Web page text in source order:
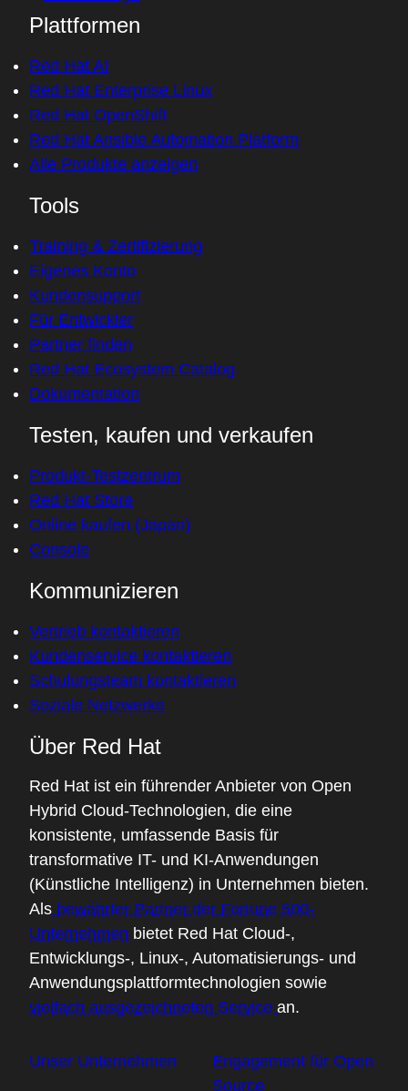
Plattformen
Red Hat AI
Red Hat Enterprise Linux
Red Hat OpenShift
Red Hat Ansible Automation Platform
Alle Produkte anzeigen
Tools
Training & Zertifizierung
Eigenes Konto
Kundensupport
Für Entwickler
Partner finden
Red Hat Ecosystem Catalog
Dokumentation
Testen, kaufen und verkaufen
Produkt-Testzentrum
Red Hat Store
Online kaufen (Japan)
Console
Kommunizieren
Vertrieb kontaktieren
Kundenservice kontaktieren
Schulungsteam kontaktieren
Soziale Netzwerke
Über Red Hat
Red Hat ist ein führender Anbieter von Open
Hybrid Cloud-Technologien, die eine
konsistente, umfassende Basis für
transformative IT- und KI-Anwendungen
(Künstliche Intelligenz) in Unternehmen bieten.
Als bewährter Partner der Fortune 500-
Unternehmen bietet Red Hat Cloud-,
Entwicklungs-, Linux-, Automatisierungs- und
Anwendungsplattformtechnologien sowie
vielfach ausgezeichneten Service an.
Unser Unternehmen
Engagement für Open
Source